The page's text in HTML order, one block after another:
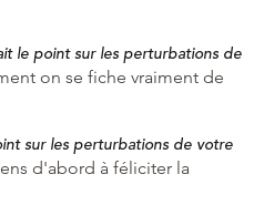
le point sur les perturbations de
on se fiche vraiment de
sur les perturbations de votre
d'abord à féliciter la